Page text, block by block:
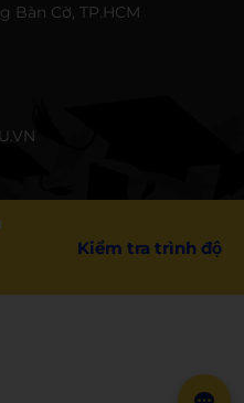
Bàn Cờ, TP.HCM
Kiểm tra trình độ